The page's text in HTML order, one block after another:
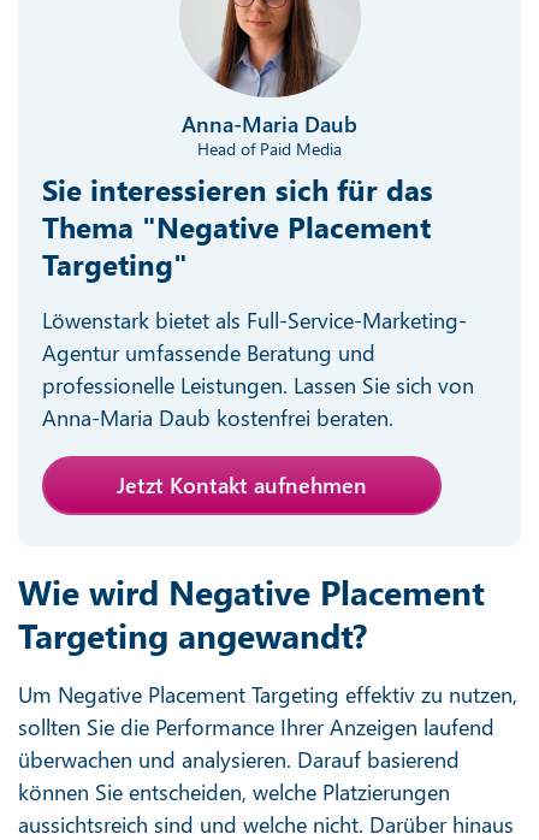
Anna-Maria Daub
Head of Paid Media
Sie interessieren sich für das
Thema "Negative Placement
Targeting"
Löwenstark bietet als Full-Service-Marketing-
Agentur umfassende Beratung und
professionelle Leistungen. Lassen Sie sich von
Anna-Maria Daub kostenfrei beraten.
Jetzt Kontakt aufnehmen
Wie wird Negative Placement
Targeting angewandt?
Um Negative Placement Targeting effektiv zu nutzen,
sollten Sie die Performance Ihrer Anzeigen laufend
überwachen und analysieren. Darauf basierend
können Sie entscheiden, welche Platzierungen
aussichtsreich sind und welche nicht. Darüber hinaus